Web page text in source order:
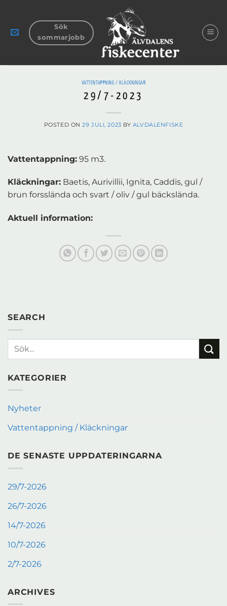
content
Sök
sommarjobb
VATTENTAPPNING / KLÄCKNINGAR
29/7-2023
POSTED ON29 JULI, 2023 BY ALVDALENFISKE
Vattentappning: 95 m3.
Kläckningar: Baetis, Aurivillii, Ignita, Caddis, gul /
brun forsslända och svart / oliv / gul bäckslända.
Aktuell information:
SEARCH
KATEGORIER
Nyheter
Vattentappning / Kläckningar
DE SENASTE UPPDATERINGARNA
29/7-2026
26/7-2026
14/7-2026
10/7-2026
2/7-2026
ARCHIVES